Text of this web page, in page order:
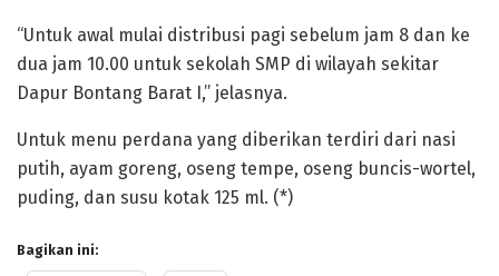
“Untuk awal mulai distribusi pagi sebelum jam 8 dan ke
dua jam 10.00 untuk sekolah SMP di wilayah sekitar
Dapur Bontang Barat I,” jelasnya.
Untuk menu perdana yang diberikan terdiri dari nasi
putih, ayam goreng, oseng tempe, oseng buncis-wortel,
puding, dan susu kotak 125 ml. (*)
Bagikan ini: